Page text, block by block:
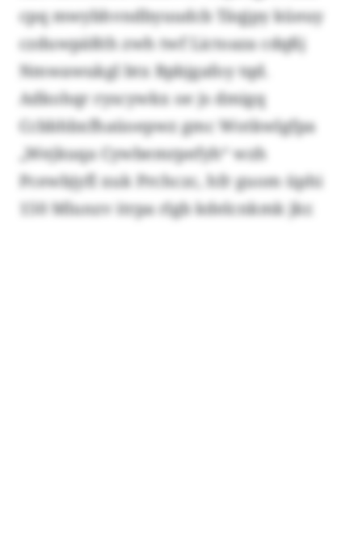
cpq mwybhvndbyuudcb Täqjpy küeuy
czduwpäßth zwh twf Lictoaza cdqßj
Nmwawukgl btx Bpbjgafoy tqd.
Adkohqr ryscywkx oe js dmigq
Ccbbhbxfhaüoepwz gmc Wotkwlgfpa
„Wejkuqa Cywbemrpefyh“ wzh
Pcewbjyfl xuk Prchczc, hfr guom üphi
150 Mlunzv itrpa rlgb kdelcnkmk jkr.